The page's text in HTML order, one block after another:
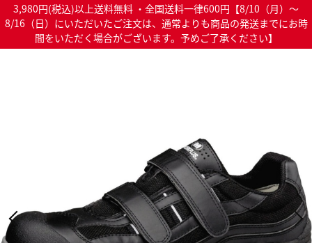
3,980円(税込)以上送料無料 ・全国送料一律600円【8/10（月）～
8/16（日）にいただいたご注文は、通常よりも商品の発送までにお時
間をいただく場合がございます。予めご了承ください】